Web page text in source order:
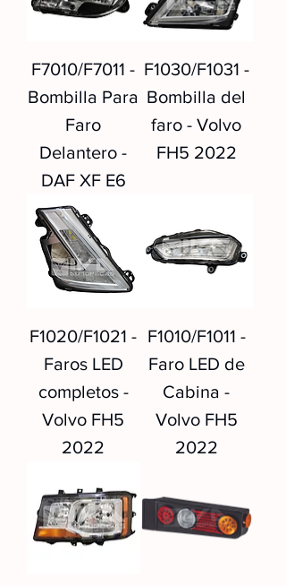
F7010/F7011 -
Bombilla Para
Faro
Delantero -
DAF XF E6
F1030/F1031 -
Bombilla del
faro - Volvo
FH5 2022
F1020/F1021 -
Faros LED
completos -
Volvo FH5
2022
F1010/F1011 -
Faro LED de
Cabina -
Volvo FH5
2022